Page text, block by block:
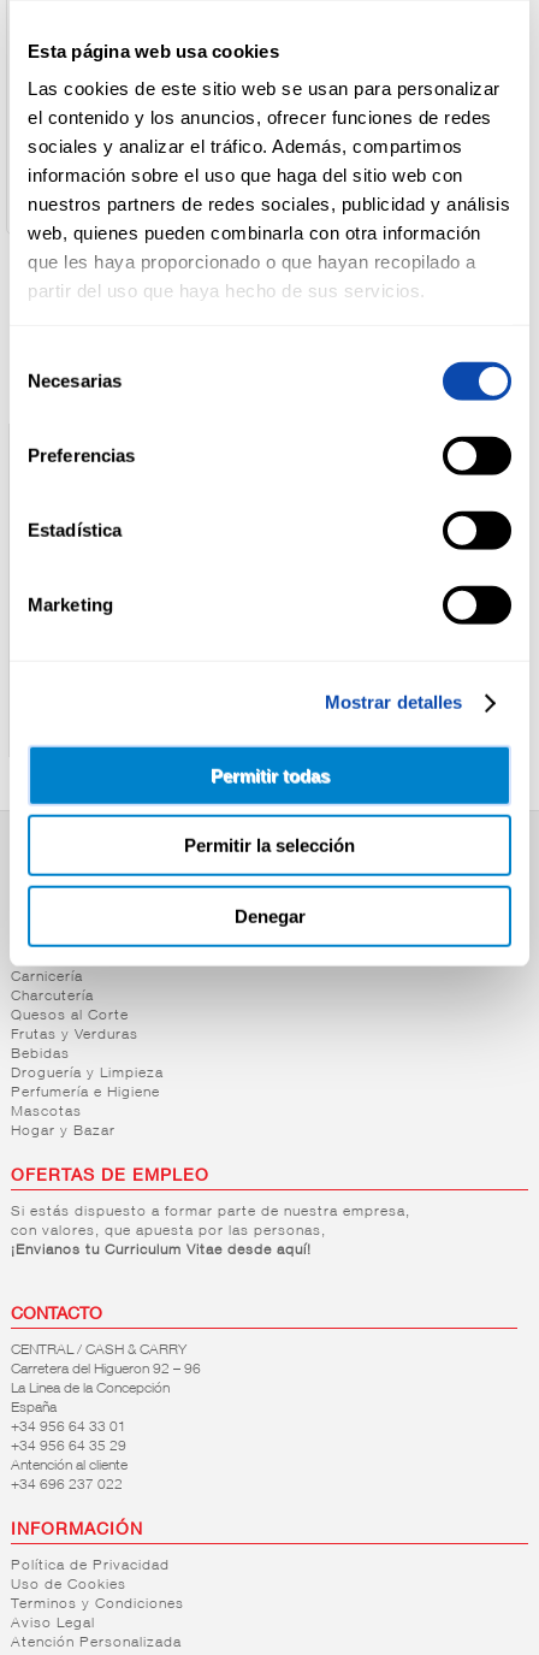
Esta página web usa cookies
Las cookies de este sitio web se usan para personalizar
el contenido y los anuncios, ofrecer funciones de redes
sociales y analizar el tráfico. Además, compartimos
información sobre el uso que haga del sitio web con
nuestros partners de redes sociales, publicidad y análisis
web, quienes pueden combinarla con otra información
que les haya proporcionado o que hayan recopilado a
partir del uso que haya hecho de sus servicios.
Necesarias
Preferencias
Estadística
Marketing
Mostrar detalles
Permitir todas
Permitir la selección
Denegar
DROGUERÍA
Y LIMPIEZA
PERFUMERÍA
E HIGIENE
BAZAR
País de Origen:
España
Nombre de Operador:
Dirección del Operador:
Avda Diagonal 468, 4-C. Barcelona. España
Cantidad neta:
250 gr
Productos relacionados
MACARRON Nº6 GALLO 1K
Congelados
Carnicería
Charcutería
Quesos al Corte
Frutas y Verduras
Bebidas
Droguería y Limpieza
Perfumería e Higiene
Mascotas
Hogar y Bazar
OFERTAS DE EMPLEO
Si estás dispuesto a formar parte de nuestra empresa,
con valores, que apuesta por las personas,
¡Envianos tu Curriculum Vitae desde aquí!
CONTACTO
CENTRAL / CASH & CARRY
Carretera del Higueron 92 – 96
La Linea de la Concepción
España
+34 956 64 33 01
+34 956 64 35 29
Antención al cliente
+34 696 237 022
INFORMACIÓN
Política de Privacidad
Uso de Cookies
Terminos y Condiciones
Aviso Legal
Atención Personalizada